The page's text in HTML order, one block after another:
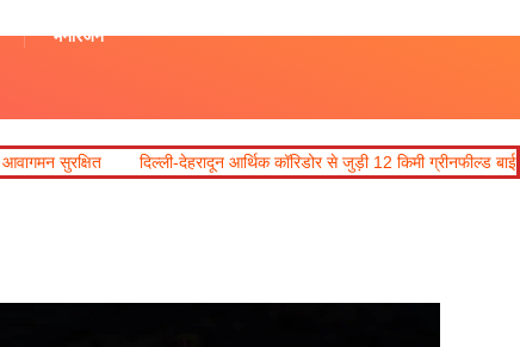
मनोरंजन
दिल्ली-देहरादून आर्थिक कॉरिडोर से जुड़ी 12 किमी ग्रीनफील्ड बाईपास परियोजना